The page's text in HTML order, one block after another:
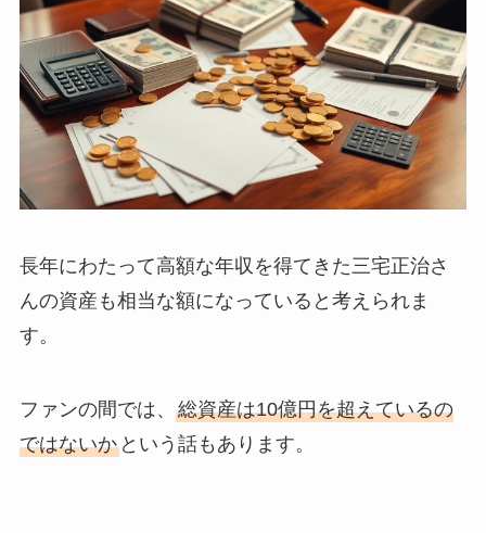
長年にわたって高額な年収を得てきた三宅正治さ
んの資産も相当な額になっていると考えられま
す。
ファンの間では、 総資産は10億円を超えているの
ではないかという話もあります。